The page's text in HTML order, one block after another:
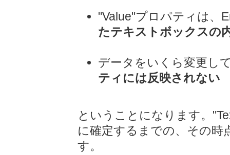
"Value"プロパティは、
たテキストボックスの
データをいくら変更し
ティには反映されない
ということになります。
に確定するまでの、その時
す。